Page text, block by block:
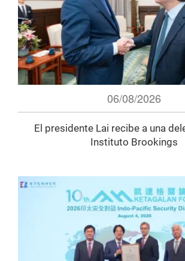
06/08/2026
El presidente Lai recibe a una
Instituto Brookings